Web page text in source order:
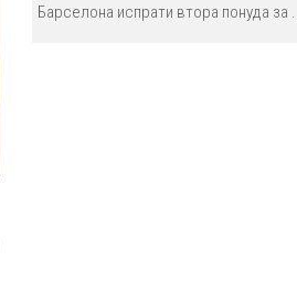
Барселона испрати втора понуда за ...